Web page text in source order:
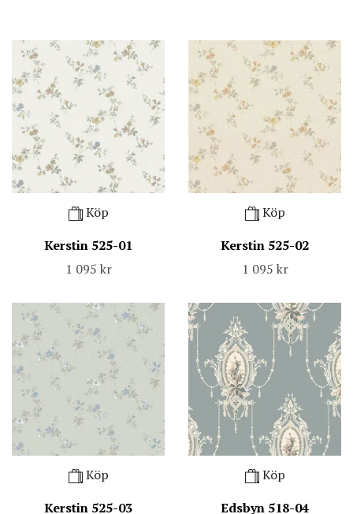
Köp
Kerstin 525-01
1 095 kr
Köp
Kerstin 525-02
1 095 kr
Köp
Kerstin 525-03
Köp
Edsbyn 518-04